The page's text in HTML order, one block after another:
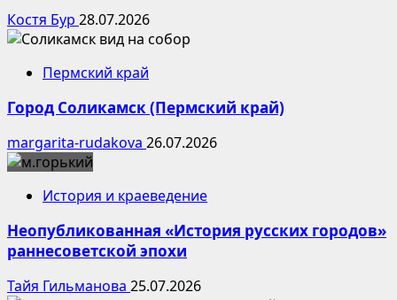
Костя Бур 28.07.2026
Пермский край
Город Соликамск (Пермский край)
margarita-rudakova 26.07.2026
История и краеведение
Неопубликованная «История русских городов»
раннесоветской эпохи
Тайя Гильманова 25.07.2026